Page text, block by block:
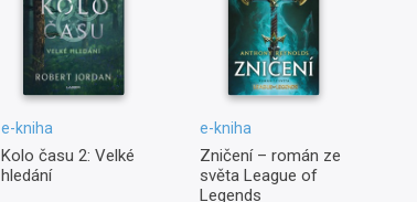
e-kniha
Kolo času 2: Velké
hledání
e-kniha
Zničení – román ze
světa League of
Legends